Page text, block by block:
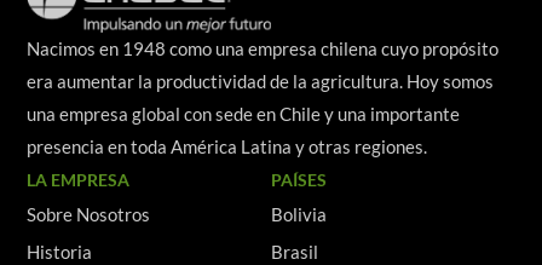
Nacimos en 1948 como una empresa chilena cuyo propósito
era aumentar la productividad de la agricultura. Hoy somos
una empresa global con sede en Chile y una importante
presencia en toda América Latina y otras regiones.
LA EMPRESA
Sobre Nosotros
Historia
PAÍSES
Bolivia
Brasil